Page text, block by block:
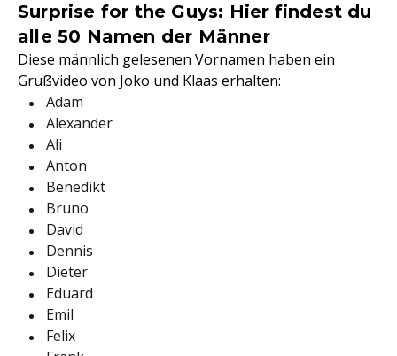
Surprise for the Guys: Hier findest du
alle 50 Namen der Männer
Diese männlich gelesenen Vornamen haben ein
Grußvideo von Joko und Klaas erhalten:
Adam
Alexander
Ali
Anton
Benedikt
Bruno
David
Dennis
Dieter
Eduard
Emil
Felix